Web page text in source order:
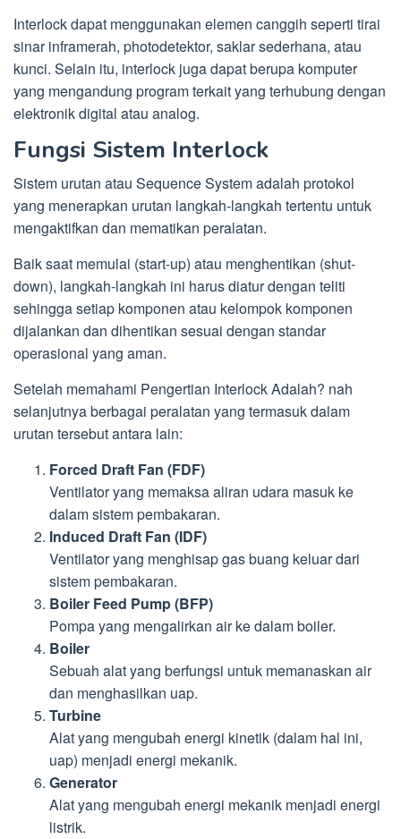
Interlock dapat menggunakan elemen canggih seperti tirai
sinar inframerah, photodetektor, saklar sederhana, atau
kunci. Selain itu, interlock juga dapat berupa komputer
yang mengandung program terkait yang terhubung dengan
elektronik digital atau analog.
Fungsi Sistem Interlock
Sistem urutan atau Sequence System adalah protokol
yang menerapkan urutan langkah-langkah tertentu untuk
mengaktifkan dan mematikan peralatan.
Baik saat memulai (start-up) atau menghentikan (shut-
down), langkah-langkah ini harus diatur dengan teliti
sehingga setiap komponen atau kelompok komponen
dijalankan dan dihentikan sesuai dengan standar
operasional yang aman.
Setelah memahami Pengertian Interlock Adalah? nah
selanjutnya berbagai peralatan yang termasuk dalam
urutan tersebut antara lain:
Forced Draft Fan (FDF)
Ventilator yang memaksa aliran udara masuk ke
dalam sistem pembakaran.
Induced Draft Fan (IDF)
Ventilator yang menghisap gas buang keluar dari
sistem pembakaran.
Boiler Feed Pump (BFP)
Pompa yang mengalirkan air ke dalam boiler.
Boiler
Sebuah alat yang berfungsi untuk memanaskan air
dan menghasilkan uap.
Turbine
Alat yang mengubah energi kinetik (dalam hal ini,
uap) menjadi energi mekanik.
Generator
Alat yang mengubah energi mekanik menjadi energi
listrik.